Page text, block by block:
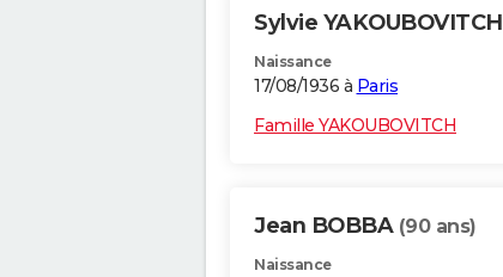
Sylvie YAKOUBOVITCH
Naissance
17/08/1936 à Paris
Famille YAKOUBOVITCH
Jean BOBBA (90 ans)
Naissance